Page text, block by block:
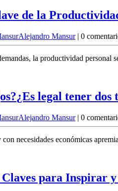
de la
Alejandro Mansur | 0
la productividad personal
¿Es legal tener dos
Alejandro Mansur | 0
necesidades económicas
para Inspirar